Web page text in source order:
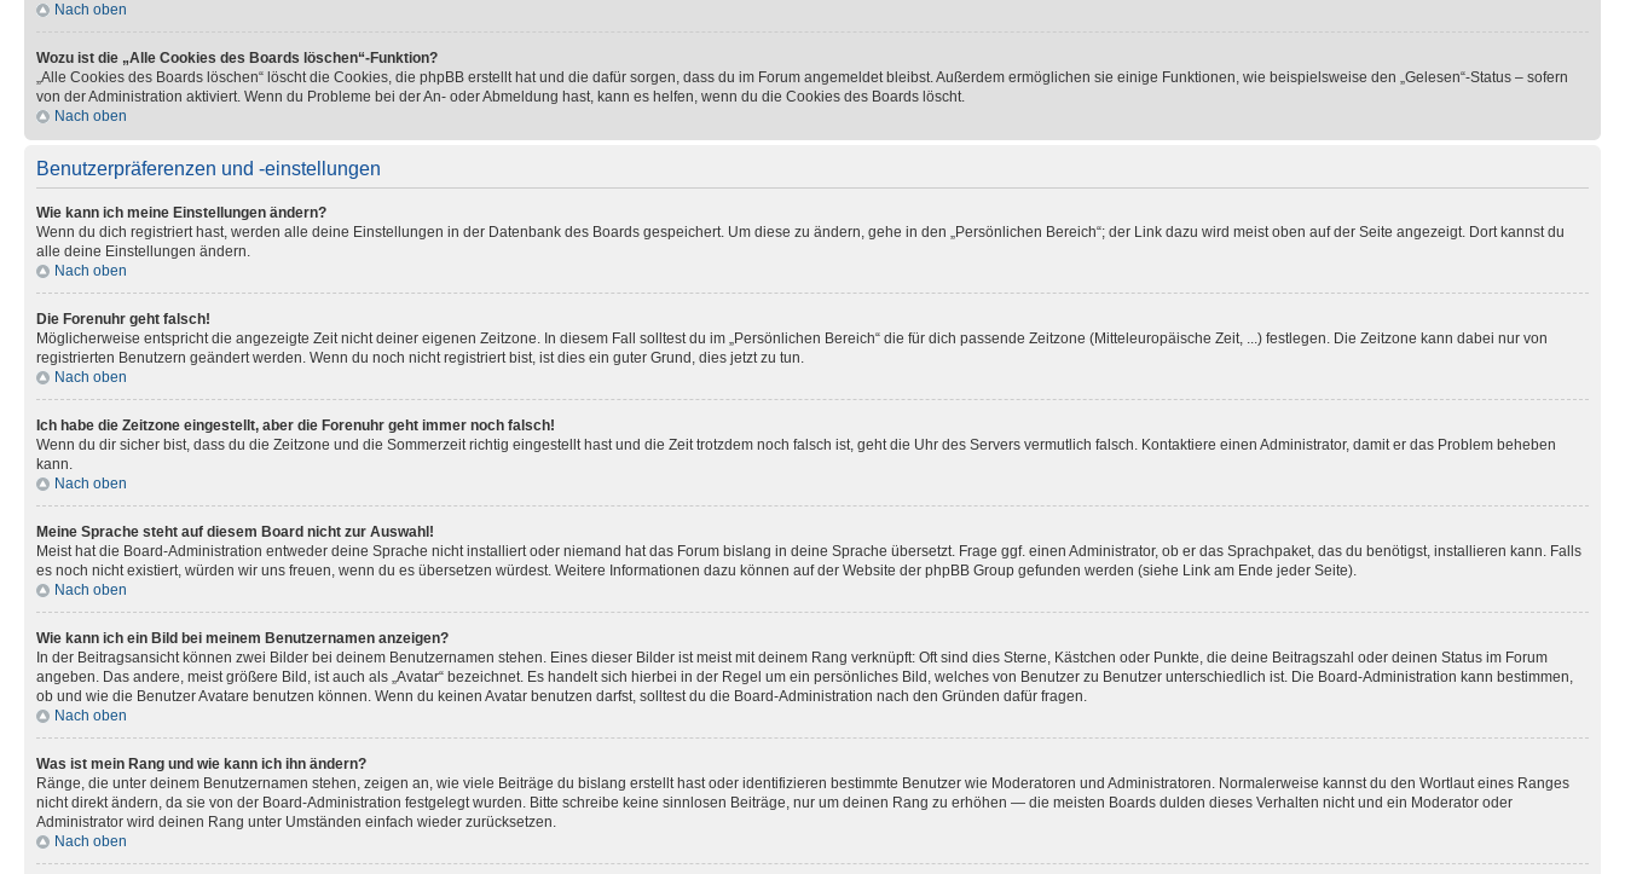
Nach oben
Wozu ist die „Alle Cookies des Boards löschen“-Funktion?
„Alle Cookies des Boards löschen“ löscht die Cookies, die phpBB erstellt hat und die dafür sorgen, dass du im Forum angemeldet bleibst. Außerdem ermöglichen sie einige Funktionen, wie beispielsweise den „Gelesen“-Status – sofern
von der Administration aktiviert. Wenn du Probleme bei der An- oder Abmeldung hast, kann es helfen, wenn du die Cookies des Boards löscht.
Nach oben
Benutzerpräferenzen und -einstellungen
Wie kann ich meine Einstellungen ändern?
Wenn du dich registriert hast, werden alle deine Einstellungen in der Datenbank des Boards gespeichert. Um diese zu ändern, gehe in den „Persönlichen Bereich“; der Link dazu wird meist oben auf der Seite angezeigt. Dort kannst du
alle deine Einstellungen ändern.
Nach oben
Die Forenuhr geht falsch!
Möglicherweise entspricht die angezeigte Zeit nicht deiner eigenen Zeitzone. In diesem Fall solltest du im „Persönlichen Bereich“ die für dich passende Zeitzone (Mitteleuropäische Zeit, ...) festlegen. Die Zeitzone kann dabei nur von
registrierten Benutzern geändert werden. Wenn du noch nicht registriert bist, ist dies ein guter Grund, dies jetzt zu tun.
Nach oben
Ich habe die Zeitzone eingestellt, aber die Forenuhr geht immer noch falsch!
Wenn du dir sicher bist, dass du die Zeitzone und die Sommerzeit richtig eingestellt hast und die Zeit trotzdem noch falsch ist, geht die Uhr des Servers vermutlich falsch. Kontaktiere einen Administrator, damit er das Problem beheben
kann.
Nach oben
Meine Sprache steht auf diesem Board nicht zur Auswahl!
Meist hat die Board-Administration entweder deine Sprache nicht installiert oder niemand hat das Forum bislang in deine Sprache übersetzt. Frage ggf. einen Administrator, ob er das Sprachpaket, das du benötigst, installieren kann. Falls
es noch nicht existiert, würden wir uns freuen, wenn du es übersetzen würdest. Weitere Informationen dazu können auf der Website der phpBB Group gefunden werden (siehe Link am Ende jeder Seite).
Nach oben
Wie kann ich ein Bild bei meinem Benutzernamen anzeigen?
In der Beitragsansicht können zwei Bilder bei deinem Benutzernamen stehen. Eines dieser Bilder ist meist mit deinem Rang verknüpft: Oft sind dies Sterne, Kästchen oder Punkte, die deine Beitragszahl oder deinen Status im Forum
angeben. Das andere, meist größere Bild, ist auch als „Avatar“ bezeichnet. Es handelt sich hierbei in der Regel um ein persönliches Bild, welches von Benutzer zu Benutzer unterschiedlich ist. Die Board-Administration kann bestimmen,
ob und wie die Benutzer Avatare benutzen können. Wenn du keinen Avatar benutzen darfst, solltest du die Board-Administration nach den Gründen dafür fragen.
Nach oben
Was ist mein Rang und wie kann ich ihn ändern?
Ränge, die unter deinem Benutzernamen stehen, zeigen an, wie viele Beiträge du bislang erstellt hast oder identifizieren bestimmte Benutzer wie Moderatoren und Administratoren. Normalerweise kannst du den Wortlaut eines Ranges
nicht direkt ändern, da sie von der Board-Administration festgelegt wurden. Bitte schreibe keine sinnlosen Beiträge, nur um deinen Rang zu erhöhen — die meisten Boards dulden dieses Verhalten nicht und ein Moderator oder
Administrator wird deinen Rang unter Umständen einfach wieder zurücksetzen.
Nach oben